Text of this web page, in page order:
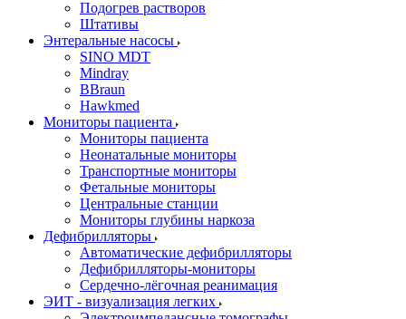
Подогрев растворов
Штативы
Энтеральные насосы
SINO MDT
Mindray
BBraun
Hawkmed
Мониторы пациента
Мониторы пациента
Неонатальные мониторы
Транспортные мониторы
Фетальные мониторы
Центральные станции
Мониторы глубины наркоза
Дефибрилляторы
Автоматические дефибрилляторы
Дефибрилляторы-мониторы
Сердечно-лёгочная реанимация
ЭИТ - визуализация легких